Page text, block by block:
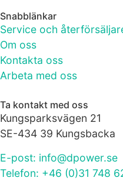
Snabblänkar
Service och
Om oss
Kontakta oss
Arbeta med oss
Ta kontakt med oss
Kungsparksvägen 21
SE-434 39 Kungsbacka
E-post: info@dpower.se
Telefon: +46 (0)31 748
att försvinna
från
hemsidan.
Genom att dela
med dig av dina
intressen och ditt
beteende när du
chansen att få se
personligt